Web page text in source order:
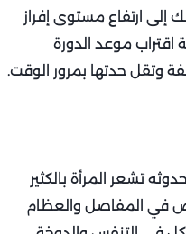
إلى ارتفاع مستوى إفراز
اقتراب موعد الدورة
وتقل حدتها بمرور الوقت.
تشعر المرأة بالكثير
في المفاصل والعظام